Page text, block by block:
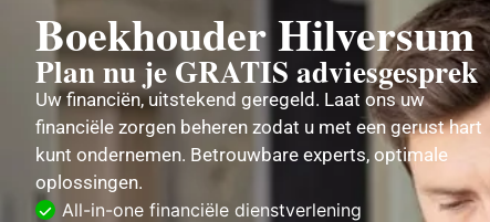
Boekhouder Hilversum
Plan nu je GRATIS adviesgesprek
Uw financiën, uitstekend geregeld. Laat ons uw
financiële zorgen beheren zodat u met een gerust hart
kunt ondernemen. Betrouwbare experts, optimale
oplossingen.
All-in-one financiële dienstverlening